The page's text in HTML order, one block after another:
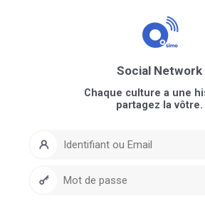
Social Network
Chaque culture a une
partagez la vôtre.